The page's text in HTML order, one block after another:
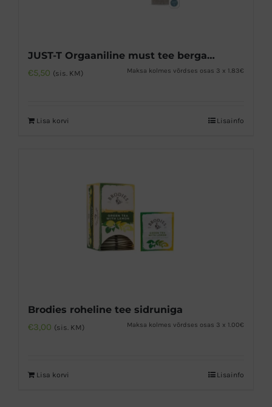
JUST-T Orgaaniline must tee bergamotiga
€5,50 (sis. KM) Maksa kolmes võrdses osas 3 x 1.83€
Lisa korvi Lisainfo
Brodies roheline tee sidruniga
€3,00 (sis. KM) Maksa kolmes võrdses osas 3 x 1.00€
Lisa korvi Lisainfo